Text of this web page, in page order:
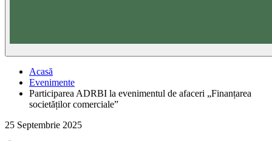
Acasă
Evenimente
Participarea ADRBI la evenimentul de afaceri „Finanțarea
societăților comerciale”
25 Septembrie 2025